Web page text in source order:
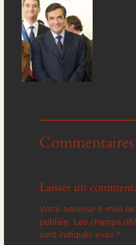
Commentaires
Laisser un
Votre adresse e-mail
publiée. Les champs
sont indiqués avec *